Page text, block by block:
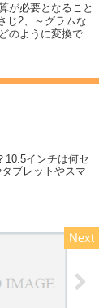
が必要となること
じ2、～グラムな
のように変換でき
10.5インチは何セ
ブレットやスマ